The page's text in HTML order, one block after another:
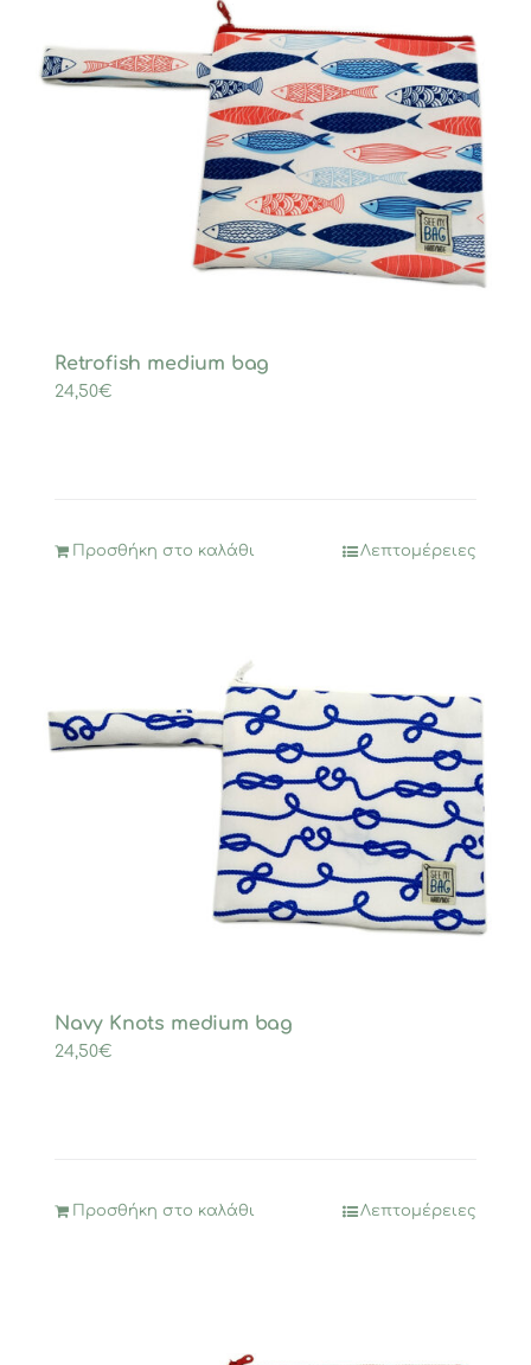
Retrofish medium bag
24,50€
Προσθήκη στο καλάθι Λεπτομέρειες
Navy Knots medium bag
24,50€
Προσθήκη στο καλάθι Λεπτομέρειες